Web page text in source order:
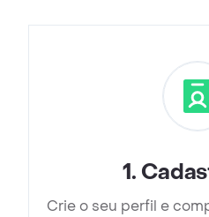
1.
Crie o seu perfil e